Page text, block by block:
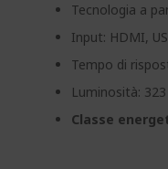
Tecnologia a
Input: HDMI,
Tempo di
Luminosità:
Classe